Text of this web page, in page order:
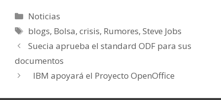
Categorías
Noticias
Etiquetas
blogs, Bolsa,crisis, Rumores,Steve Jobs
Suecia aprueba el standard ODF para sus
documentos
IBM apoyará el Proyecto OpenOffice